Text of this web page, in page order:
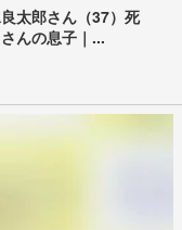
太郎さん（37）死
んの息子｜...